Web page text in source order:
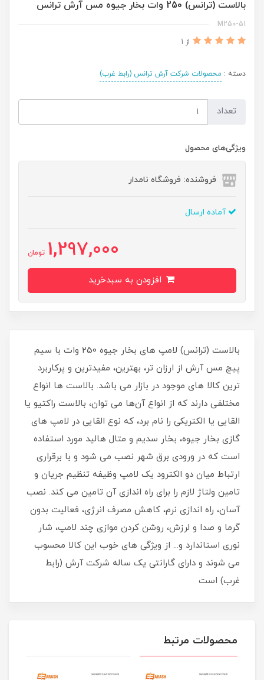
بالاست (ترانس) 250 وات بخار جیوه مس آرش ترانس
M250-51
از 1
دسته : محصولات شرکت آرش ترانس (رابط غرب)
تعداد
ویژگی‌های محصول
فروشنده: فروشگاه نامدار
آماده ارسال
1,297,000 تومان
بالاست (ترانس) لامپ های بخار جیوه 250 وات با سیم
پیچ مس آرش از ارزان تر، بهترین، مفیدترین و پرکاربرد
ترین کالا های موجود در بازار می باشد. بالاست ها انواع
مختلفی دارند که از انواع آن‌ها می توان، بالاست راکتیو یا
القایی یا الکتریکی را نام برد، که نوع القایی در لامپ های
گازی بخار جیوه، بخار سدیم و متال هالید مورد استفاده
است که در ورودی برق شهر نصب می شود و با برقراری
ارتباط میان دو الکترود یک لامپ وظیفه تنظیم جریان و
تامین ولتاژ لازم را برای راه اندازی آن تامین می کند. نصب
آسان، راه اندازی نرم، کاهش مصرف انرژی، فعالیت بدون
گرما و صدا و لرزش، روشن کردن موازی چند لامپ، شار
نوری استاندارد و... از ویژگی های خوب این کالا محسوب
می شوند و دارای گارانتی یک ساله شرکت آرش (رابط
غرب) است
محصولات مرتبط